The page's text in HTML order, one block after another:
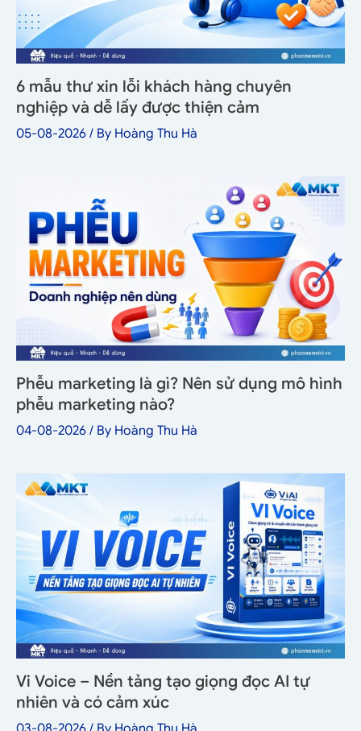
6 mẫu thư xin lỗi khách hàng chuyên
nghiệp và dễ lấy được thiện cảm
05-08-2026 / By Hoàng Thu Hà
Phễu marketing là gì? Nên sử dụng mô hình
phễu marketing nào?
04-08-2026 / By Hoàng Thu Hà
Vi Voice – Nền tảng tạo giọng đọc AI tự
nhiên và có cảm xúc